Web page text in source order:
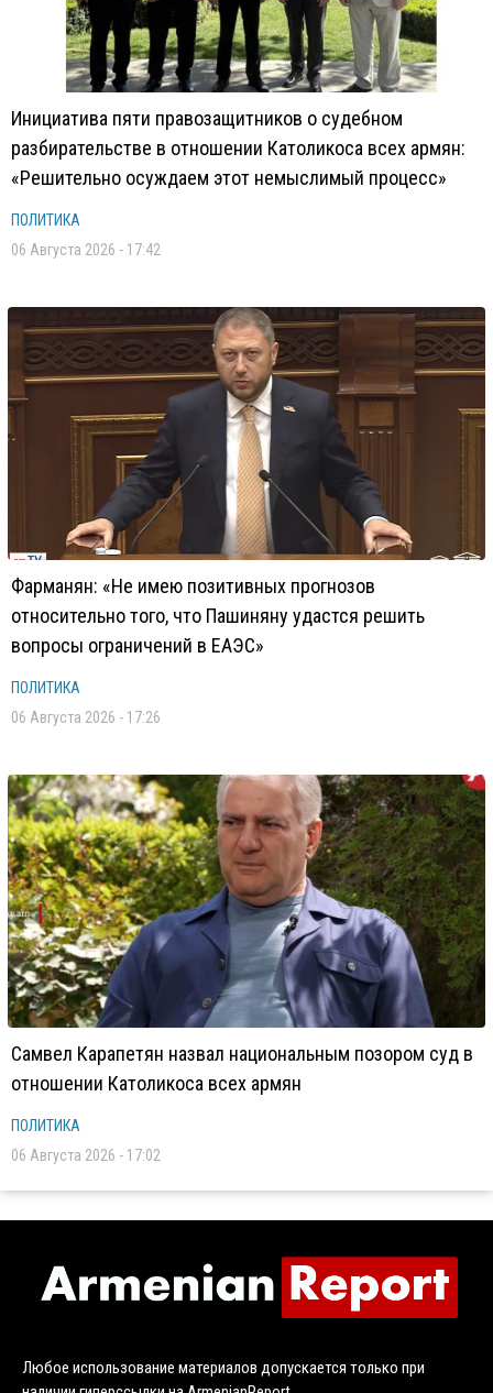
Инициатива пяти правозащитников о судебном
разбирательстве в отношении Католикоса всех армян:
«Решительно осуждаем этот немыслимый процесс»
ПОЛИТИКА
06 Августа 2026 - 17:42
Фарманян: «Не имею позитивных прогнозов
относительно того, что Пашиняну удастся решить
вопросы ограничений в ЕАЭС»
ПОЛИТИКА
06 Августа 2026 - 17:26
Самвел Карапетян назвал национальным позором суд в
отношении Католикоса всех армян
ПОЛИТИКА
06 Августа 2026 - 17:02
Любое использование материалов допускается только при